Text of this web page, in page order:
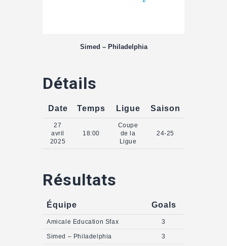
Simed – Philadelphia
Détails
Date Temps Ligue Saison
27
avril
2025
18:00
Coupe
de la
Ligue
24-25
Résultats
Équipe Goals
Amicale Education Sfax 3
Simed – Philadelphia 3